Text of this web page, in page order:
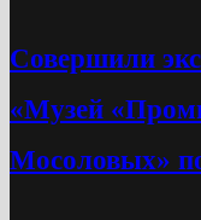
Cовершили
«Музей
Мосоловых»